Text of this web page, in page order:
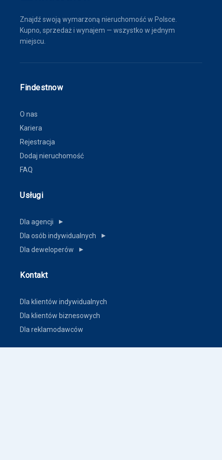
Znajdź swoją wymarzoną nieruchomość w Polsce.
Kupno, sprzedaż i wynajem — wszystko w jednym
miejscu.
Findestnow
O nas
Kariera
Rejestracja
Dodaj nieruchomość
FAQ
Usługi
Dla agencji ▼
Dla osób indywidualnych ▼
Dla deweloperów ▼
Kontakt
Dla klientów indywidualnych
Dla klientów biznesowych
Dla reklamodawców